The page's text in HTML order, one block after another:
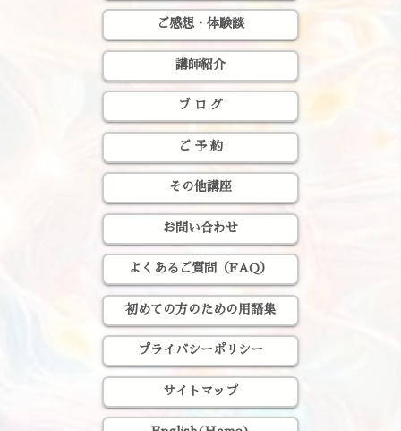
ご感想・体験談
講師紹介
ブ ロ グ
ご 予 約
その他講座
お問い合わせ
よくあるご質問（FAQ）
初めての方のための用語集
プライバシーポリシー
サイトマップ